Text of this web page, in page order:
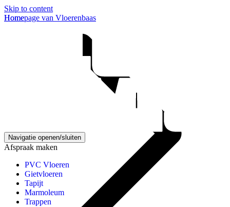
Skip to content
Homepage van Vloerenbaas
Navigatie openen/sluiten
Afspraak maken
PVC Vloeren
Gietvloeren
Tapijt
Marmoleum
Trappen
Home